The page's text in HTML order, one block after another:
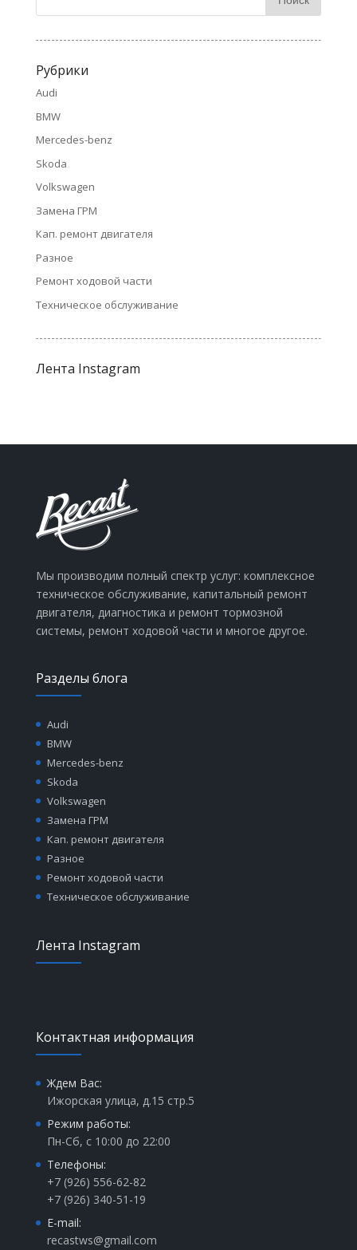
Рубрики
Audi
BMW
Mercedes-benz
Skoda
Volkswagen
Замена ГРМ
Кап. ремонт двигателя
Разное
Ремонт ходовой части
Техническое обслуживание
Лента Instagram
Мы производим полный спектр услуг: комплексное
техническое обслуживание, капитальный ремонт
двигателя, диагностика и ремонт тормозной
системы, ремонт ходовой части и многое другое.
Разделы блога
Audi
BMW
Mercedes-benz
Skoda
Volkswagen
Замена ГРМ
Кап. ремонт двигателя
Разное
Ремонт ходовой части
Техническое обслуживание
Лента Instagram
Контактная информация
Ждем Вас:
Ижорская улица, д.15 стр.5
Режим работы:
Пн-Сб, с 10:00 до 22:00
Телефоны:
+7 (926) 556-62-82
+7 (926) 340-51-19
E-mail:
recastws@gmail.com